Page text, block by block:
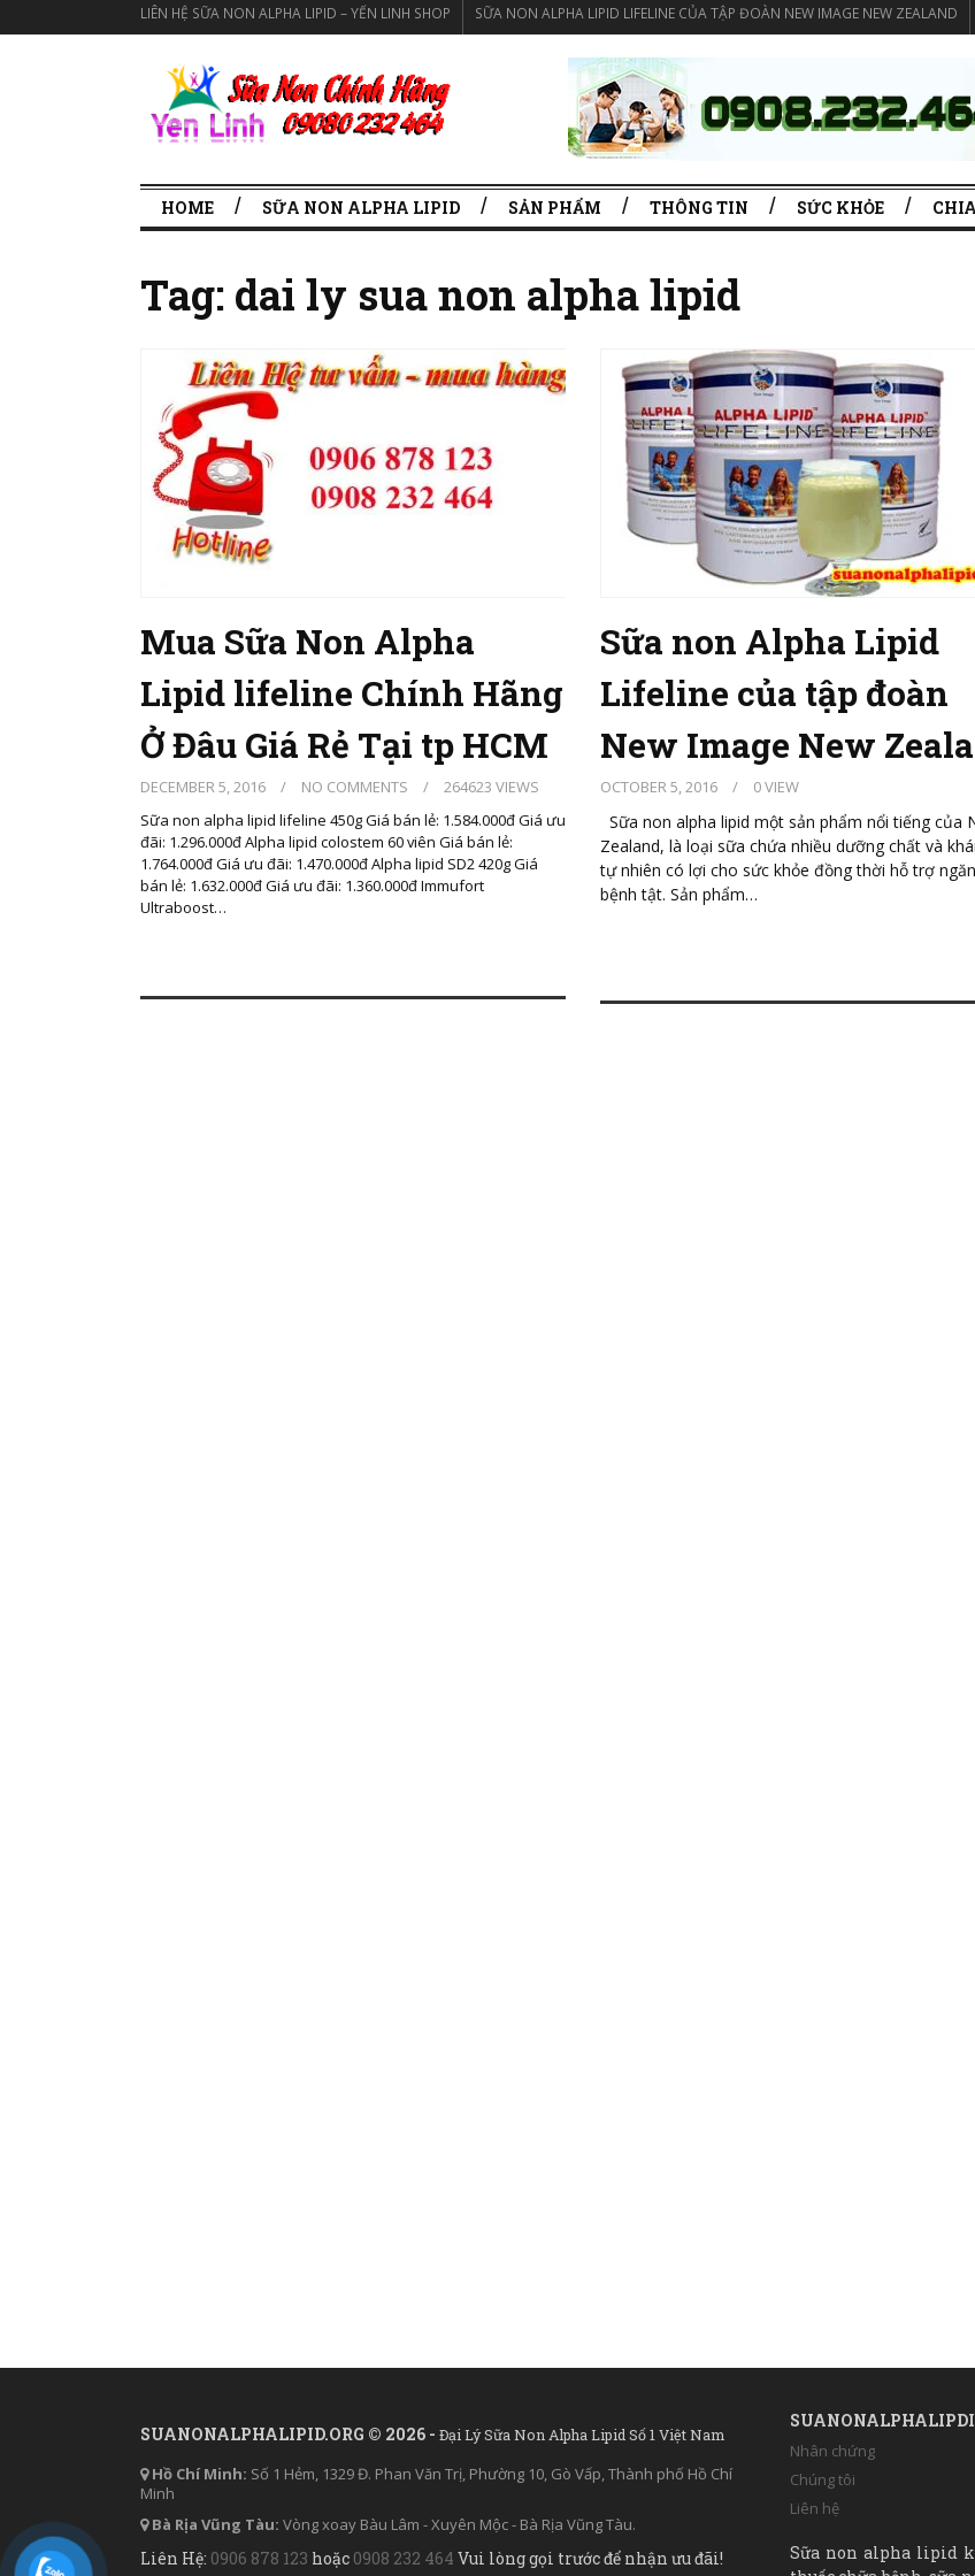
LIÊN HỆ SỮA NON ALPHA LIPID – YẾN LINH SHOP
SỮA NON ALPHA LIPID LIFELINE CỦA TẬP ĐOÀN NEW IMAGE NEW ZEALAND
HOME SỮA NON ALPHA LIPID SẢN PHẨM THÔNG TIN SỨC KHỎE
Tag: dai ly sua non alpha lipid
Mua Sữa Non Alpha
Lipid lifeline Chính Hãng
Ở Đâu Giá Rẻ Tại tp HCM
DECEMBER 5, 2016 / NO COMMENTS /
264623 VIEWS
Sữa non alpha lipid lifeline 450g Giá bán lẻ: 1.584.000đ Giá ưu
đãi: 1.296.000đ Alpha lipid colostem 60 viên Giá bán lẻ:
1.764.000đ Giá ưu đãi: 1.470.000đ Alpha lipid SD2 420g Giá
bán lẻ: 1.632.000đ Giá ưu đãi: 1.360.000đ Immufort
Ultraboost…
Sữa non Alpha Lipid
Lifeline của tập đoàn
New Image New
OCTOBER 5, 2016 / 0 VIEW
Sữa non alpha lipid một sản phẩm nổi tiếng của
Zealand, là loại sữa chứa nhiều dưỡng chất và
tự nhiên có lợi cho sức khỏe đồng thời hỗ trợ
bệnh tật. Sản phẩm…
SUANONALPHALIPID.ORG © 2026 - Đại Lý Sữa Non Alpha Lipid Số 1 Việt Nam
Hồ Chí Minh: Số 1 Hẻm, 1329 Đ. Phan Văn Trị, Phường 10, Gò Vấp, Thành phố Hồ Chí
Minh
Bà Rịa Vũng Tàu: Vòng xoay Bàu Lâm - Xuyên Mộc - Bà Rịa Vũng Tàu.
Liên Hệ: 0906 878 123 hoặc 0908 232 464 Vui lòng gọi trước để nhận ưu đãi!
Nhân chứng
Chúng tôi
Liên hệ
Sữa non alpha lipid